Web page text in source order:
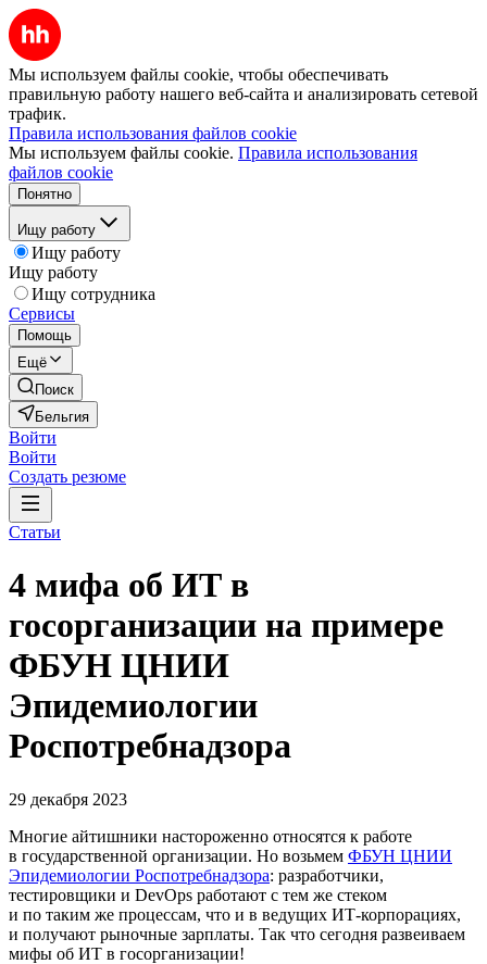
Мы используем файлы cookie, чтобы обеспечивать
правильную работу нашего веб-сайта и анализировать сетевой
трафик.
Правила использования файлов cookie
Мы используем файлы cookie. Правила использования
файлов cookie
Понятно
Ищу работу
Ищу работу
Ищу работу
Ищу сотрудника
Сервисы
Помощь
Ещё
Поиск
Бельгия
Войти
Войти
Создать резюме
Статьи
4 мифа об ИТ в
госорганизации на примере
ФБУН ЦНИИ
Эпидемиологии
Роспотребнадзора
29 декабря 2023
Многие айтишники настороженно относятся к работе
в государственной организации. Но возьмем ФБУН ЦНИИ
Эпидемиологии Роспотребнадзора: разработчики,
тестировщики и DevOps работают с тем же стеком
и по таким же процессам, что и в ведущих ИТ-корпорациях,
и получают рыночные зарплаты. Так что сегодня развеиваем
мифы об ИТ в госорганизации!